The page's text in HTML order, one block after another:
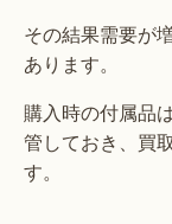
その結果需要が
あります。
購入時の付属品
管しておき、買
す。